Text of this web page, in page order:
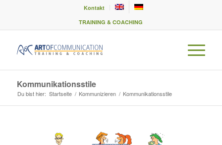
Kontakt
TRAINING & COACHING
Kommunikationsstile
Du bist hier: Startseite / Kommunizieren / Kommunikationsstile